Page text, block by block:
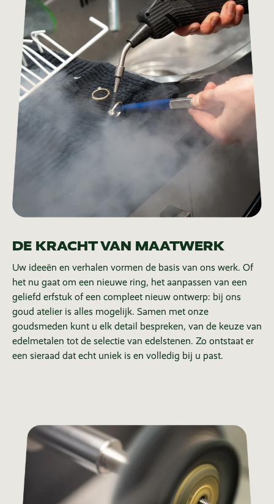
DE KRACHT VAN MAATWERK
Uw ideeën en verhalen vormen de basis van ons werk. Of
het nu gaat om een nieuwe ring, het aanpassen van een
geliefd erfstuk of een compleet nieuw ontwerp: bij ons
goud atelier is alles mogelijk. Samen met onze
goudsmeden kunt u elk detail bespreken, van de keuze van
edelmetalen tot de selectie van edelstenen. Zo ontstaat er
een sieraad dat echt uniek is en volledig bij u past.